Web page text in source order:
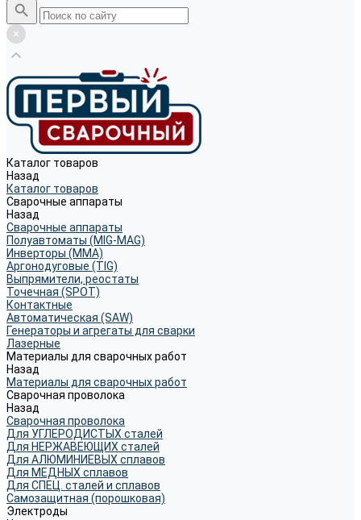
Каталог товаров
Назад
Каталог товаров
Сварочные аппараты
Назад
Сварочные аппараты
Полуавтоматы (MIG-MAG)
Инверторы (MMA)
Аргонодуговые (TIG)
Выпрямители, реостаты
Точечная (SPOT)
Контактные
Автоматическая (SAW)
Генераторы и агрегаты для сварки
Лазерные
Материалы для сварочных работ
Назад
Материалы для сварочных работ
Сварочная проволока
Назад
Сварочная проволока
Для УГЛЕРОДИСТЫХ сталей
Для НЕРЖАВЕЮЩИХ сталей
Для АЛЮМИНИЕВЫХ сплавов
Для МЕДНЫХ сплавов
Для СПЕЦ. сталей и сплавов
Самозащитная (порошковая)
Электроды